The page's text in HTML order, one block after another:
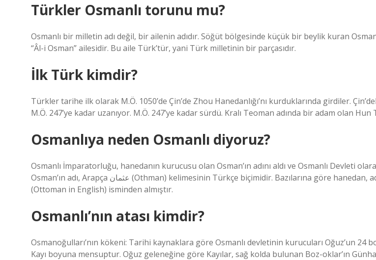
Türkler Osmanlı torunu mu?
Osmanlı bir milletin adı değil, bir ailenin adıdır. Söğüt bölgesinde küçük bir beylik kuran
“Âl-i Osman” ailesidir. Bu aile Türk’tür, yani Türk milletinin bir parçasıdır.
İlk Türk kimdir?
Türkler tarihe ilk olarak M.Ö. 1050’de Çin’de Zhou Hanedanlığı’nı kurduklarında girdiler.
M.Ö. 247’ye kadar uzanıyor. M.Ö. 247’ye kadar sürdü. Kralı Teoman adında bir adam olan Hun
Osmanlıya neden Osmanlı diyoruz?
Osmanlı İmparatorluğu, hanedanın kurucusu olan Osman’ın adını aldı ve Osmanlı Devleti
Osman’ın adı, Arapça عثمان (Othman) kelimesinin Türkçe biçimidir. Bazılarına göre hanedan, adını “Ataman”
(Ottoman in English) isminden almıştır.
Osmanlı’nın atası kimdir?
Osmanoğulları’nın kökeni: Tarihi kaynaklara göre Osmanlı devletinin kurucuları Oğuz’un 24
Kayı boyuna mensuptur. Oğuz geleneğine göre Kayılar, sağ kolda bulunan Boz-oklar’ın